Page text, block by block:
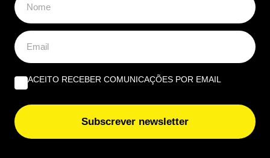
Milhares sem água: vai haver cortes de
água prolongados em Portugal e há um
concelho com interrupção durante 5
dias
Vários concelhos já têm cortes de água
confirmados para a semana de 10 a 16 de agosto,
ACEITO RECEBER COMUNICAÇÕES POR EMAIL
Subscrever newsletter